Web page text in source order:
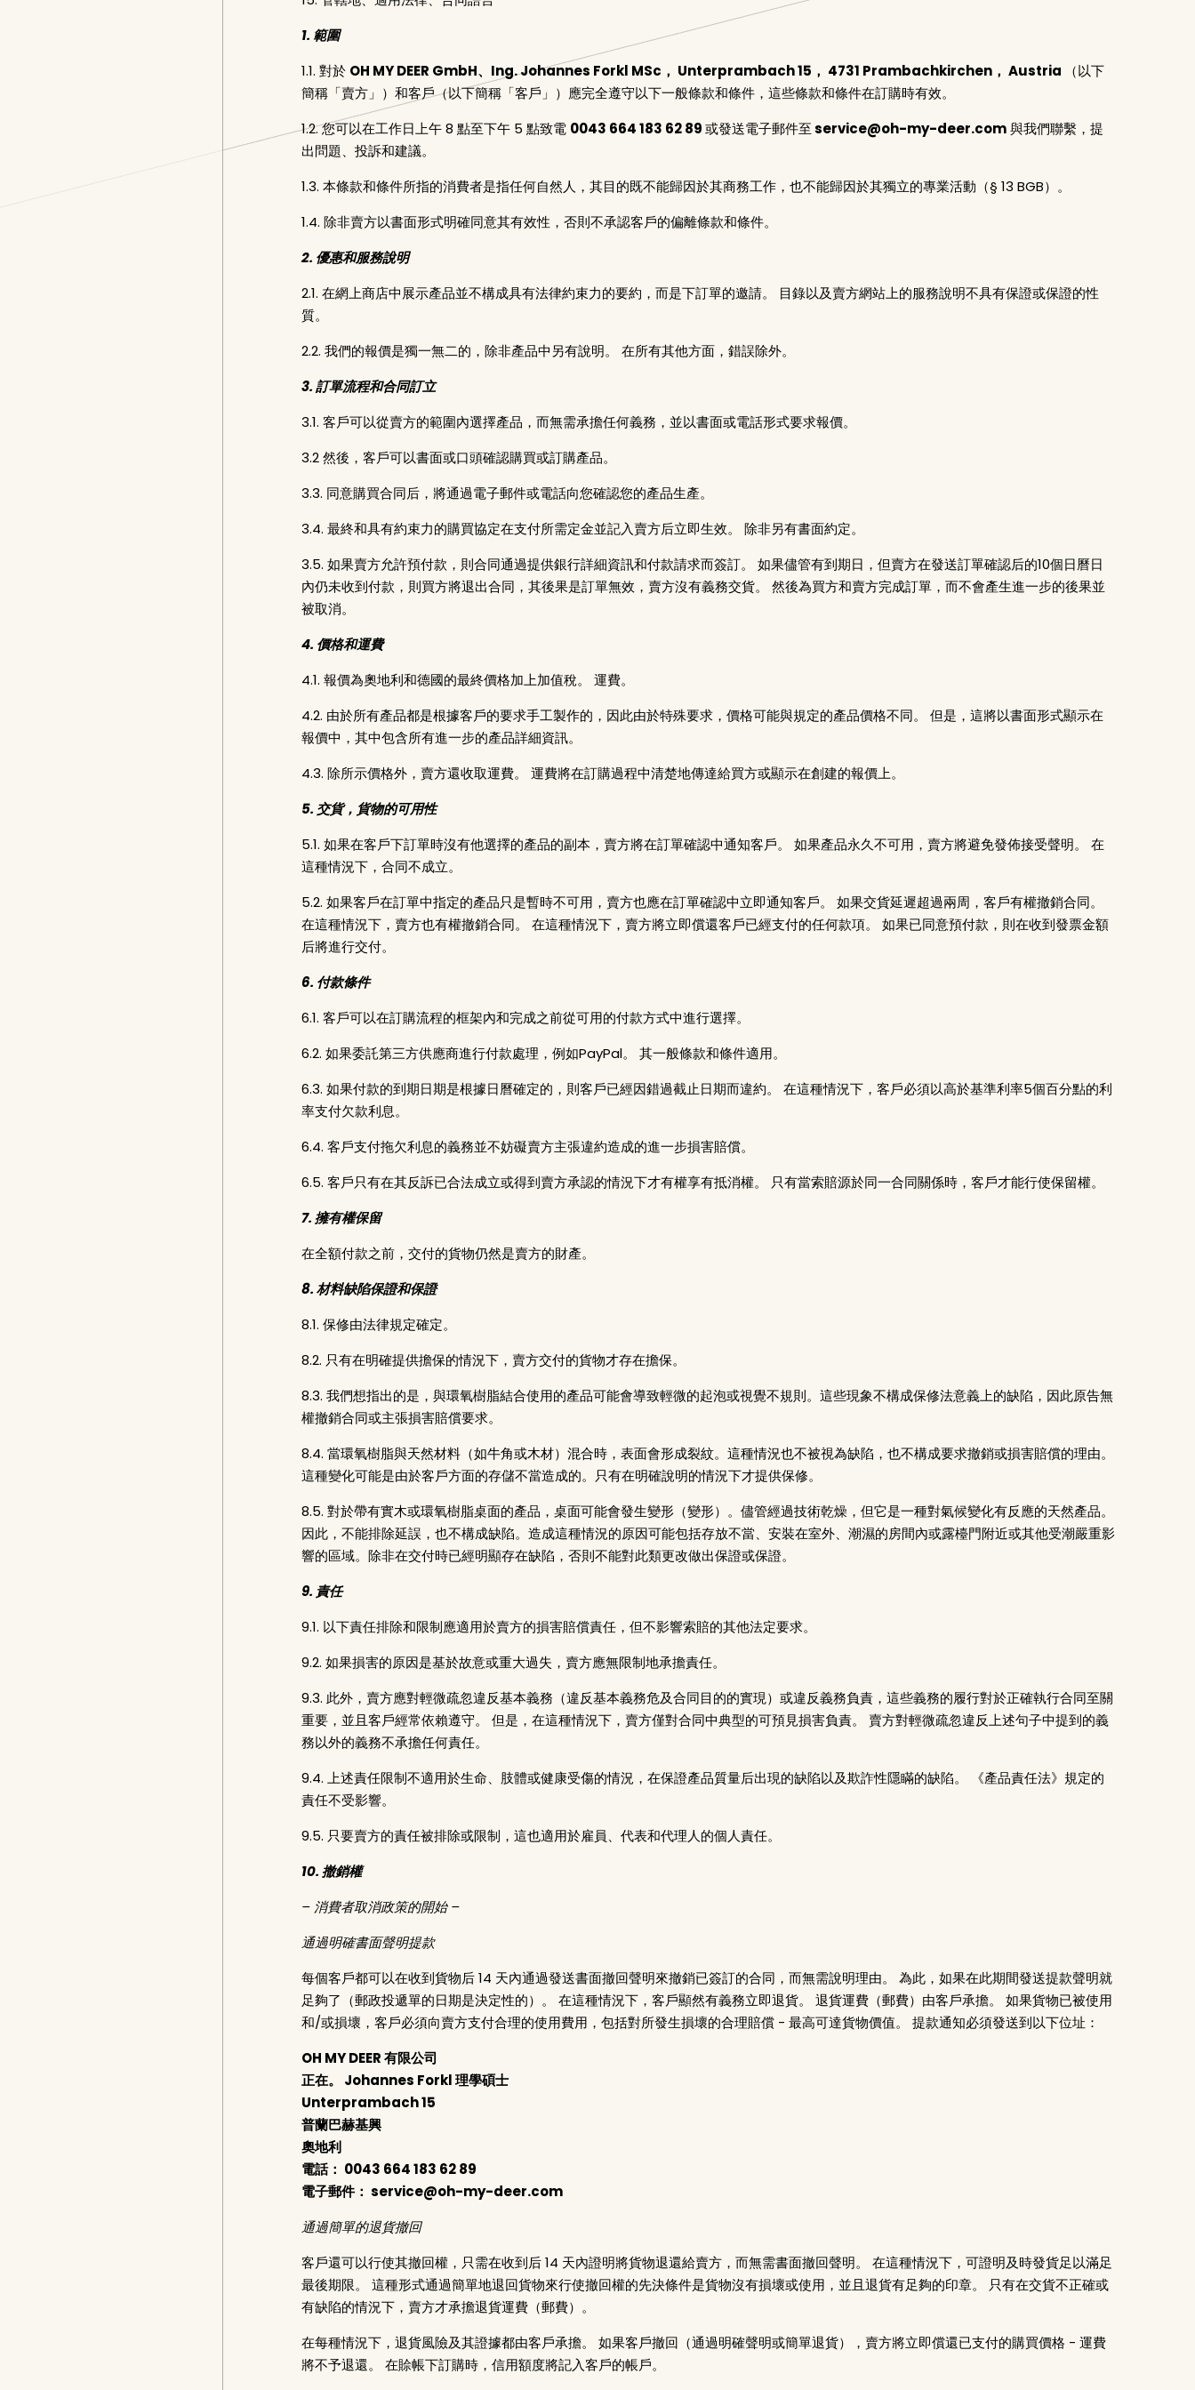
1. 範圍
1.1. 對於 OH MY DEER GmbH、Ing.Johannes Forkl MSc， Unterprambach 15， 4731 Prambachkirchen， Austria
（以下
簡稱「賣方」）和客戶（以下簡稱「客戶」）應完全遵守以下一般條款和條件，這些條款和條件在訂購時有效。
1.2. 您可以在工作日上午 8 點至下午 5 點致電 0043 664 183 62 89或發送電子郵件至service@oh-my-deer.com與我們聯繫，提
出問題、投訴和建議。
1.3. 本條款和條件所指的消費者是指任何自然人，其目的既不能歸因於其商務工作，也不能歸因於其獨立的專業活動（§ 13 BGB）。
1.4. 除非賣方以書面形式明確同意其有效性，否則不承認客戶的偏離條款和條件。
2. 優惠和服務說明
2.1. 在網上商店中展示產品並不構成具有法律約束力的要約，而是下訂單的邀請。 目錄以及賣方網站上的服務說明不具有保證或保證的性
質。
2.2. 我們的報價是獨一無二的，除非產品中另有說明。 在所有其他方面，錯誤除外。
3. 訂單流程和合同訂立
3.1. 客戶可以從賣方的範圍內選擇產品，而無需承擔任何義務，並以書面或電話形式要求報價。
3.2 然後，客戶可以書面或口頭確認購買或訂購產品。
3.3. 同意購買合同后，將通過電子郵件或電話向您確認您的產品生產。
3.4. 最終和具有約束力的購買協定在支付所需定金並記入賣方后立即生效。 除非另有書面約定。
3.5. 如果賣方允許預付款，則合同通過提供銀行詳細資訊和付款請求而簽訂。 如果儘管有到期日，但賣方在發送訂單確認后的10個日曆日
內仍未收到付款，則買方將退出合同，其後果是訂單無效，賣方沒有義務交貨。 然後為買方和賣方完成訂單，而不會產生進一步的後果並
被取消。
4. 價格和運費
4.1. 報價為奧地利和德國的最終價格加上加值稅。 運費。
4.2. 由於所有產品都是根據客戶的要求手工製作的，因此由於特殊要求，價格可能與規定的產品價格不同。 但是，這將以書面形式顯示在
報價中，其中包含所有進一步的產品詳細資訊。
4.3. 除所示價格外，賣方還收取運費。 運費將在訂購過程中清楚地傳達給買方或顯示在創建的報價上。
5. 交貨，貨物的可用性
5.1. 如果在客戶下訂單時沒有他選擇的產品的副本，賣方將在訂單確認中通知客戶。 如果產品永久不可用，賣方將避免發佈接受聲明。 在
這種情況下，合同不成立。
5.2. 如果客戶在訂單中指定的產品只是暫時不可用，賣方也應在訂單確認中立即通知客戶。 如果交貨延遲超過兩周，客戶有權撤銷合同。
在這種情況下，賣方也有權撤銷合同。 在這種情況下，賣方將立即償還客戶已經支付的任何款項。 如果已同意預付款，則在收到發票金額
后將進行交付。
6. 付款條件
6.1. 客戶可以在訂購流程的框架內和完成之前從可用的付款方式中進行選擇。
6.2. 如果委託第三方供應商進行付款處理，例如PayPal。 其一般條款和條件適用。
6.3. 如果付款的到期日期是根據日曆確定的，則客戶已經因錯過截止日期而違約。 在這種情況下，客戶必須以高於基準利率5個百分點的利
率支付欠款利息。
6.4. 客戶支付拖欠利息的義務並不妨礙賣方主張違約造成的進一步損害賠償。
6.5. 客戶只有在其反訴已合法成立或得到賣方承認的情況下才有權享有抵消權。 只有當索賠源於同一合同關係時，客戶才能行使保留權。
7. 擁有權保留
在全額付款之前，交付的貨物仍然是賣方的財產。
8. 材料缺陷保證和保證
8.1. 保修由法律規定確定。
8.2. 只有在明確提供擔保的情況下，賣方交付的貨物才存在擔保。
8.3. 我們想指出的是，與環氧樹脂結合使用的產品可能會導致輕微的起泡或視覺不規則。這些現象不構成保修法意義上的缺陷，因此原告無
權撤銷合同或主張損害賠償要求。
8.4. 當環氧樹脂與天然材料（如牛角或木材）混合時，表面會形成裂紋。這種情況也不被視為缺陷，也不構成要求撤銷或損害賠償的理由。
這種變化可能是由於客戶方面的存儲不當造成的。只有在明確說明的情況下才提供保修。
8.5. 對於帶有實木或環氧樹脂桌面的產品，桌面可能會發生變形（變形）。儘管經過技術乾燥，但它是一種對氣候變化有反應的天然產品。
因此，不能排除延誤，也不構成缺陷。造成這種情況的原因可能包括存放不當、安裝在室外、潮濕的房間內或露檯門附近或其他受潮嚴重影
響的區域。除非在交付時已經明顯存在缺陷，否則不能對此類更改做出保證或保證。
9. 責任
9.1. 以下責任排除和限制應適用於賣方的損害賠償責任，但不影響索賠的其他法定要求。
9.2. 如果損害的原因是基於故意或重大過失，賣方應無限制地承擔責任。
9.3. 此外，賣方應對輕微疏忽違反基本義務（違反基本義務危及合同目的的實現）或違反義務負責，這些義務的履行對於正確執行合同至關
重要，並且客戶經常依賴遵守。 但是，在這種情況下，賣方僅對合同中典型的可預見損害負責。 賣方對輕微疏忽違反上述句子中提到的義
務以外的義務不承擔任何責任。
9.4. 上述責任限制不適用於生命、肢體或健康受傷的情況，在保證產品質量后出現的缺陷以及欺詐性隱瞞的缺陷。 《產品責任法》規定的
責任不受影響。
9.5. 只要賣方的責任被排除或限制，這也適用於雇員、代表和代理人的個人責任。
10. 撤銷權
– 消費者取消政策的開始 –
通過明確書面聲明提款
每個客戶都可以在收到貨物后 14 天內通過發送書面撤回聲明來撤銷已簽訂的合同，而無需說明理由。 為此，如果在此期間發送提款聲明就
足夠了（郵政投遞單的日期是決定性的）。 在這種情況下，客戶顯然有義務立即退貨。 退貨運費（郵費）由客戶承擔。 如果貨物已被使用
和/或損壞，客戶必須向賣方支付合理的使用費用，包括對所發生損壞的合理賠償 - 最高可達貨物價值。 提款通知必須發送到以下位址：
OH MY DEER 有限公司
正在。 Johannes Forkl 理學碩士
Unterprambach 15
普蘭巴赫基興
奧地利
電話： 0043 664 183 62 89
電子郵件： service@oh-my-deer.com
通過簡單的退貨撤回
客戶還可以行使其撤回權，只需在收到后 14 天內證明將貨物退還給賣方，而無需書面撤回聲明。 在這種情況下，可證明及時發貨足以滿足
最後期限。 這種形式通過簡單地退回貨物來行使撤回權的先決條件是貨物沒有損壞或使用，並且退貨有足夠的印章。 只有在交貨不正確或
有缺陷的情況下，賣方才承擔退貨運費（郵費）。
在每種情況下，退貨風險及其證據都由客戶承擔。 如果客戶撤回（通過明確聲明或簡單退貨），賣方將立即償還已支付的購買價格 - 運費
將不予退還。 在賒帳下訂購時，信用額度將記入客戶的帳戶。